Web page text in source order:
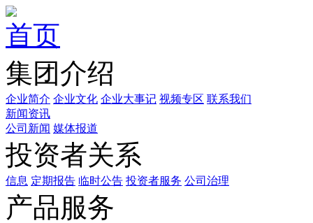
首页
集团介绍
企业简介 企业文化 企业⼤事记 视频专区 联系我们
新闻资讯
公司新闻 媒体报道
投资者关系
信息 定期报告 临时公告 投资者服务 公司治理
产品服务